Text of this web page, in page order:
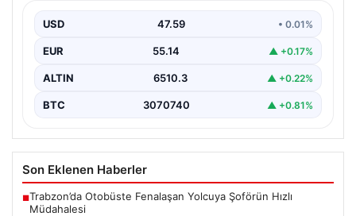
USD 47.59 • 0.01%
EUR 55.14 ▲ +0.17%
ALTIN 6510.3 ▲ +0.22%
BTC 3070740 ▲ +0.81%
Son Eklenen Haberler
■Trabzon’da Otobüste Fenalaşan Yolcuya Şoförün Hızlı
Müdahalesi